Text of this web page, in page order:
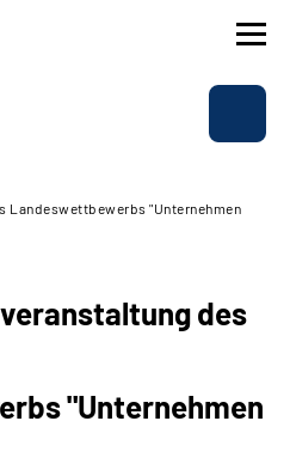
Landeswettbewerbs "Unternehmen
des
"Unternehmen